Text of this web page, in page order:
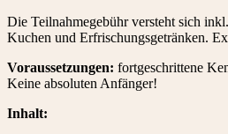
Die Teilnahmegebühr versteht sich
Kuchen und Erfrischungsgetränken.
Voraussetzungen: fortgeschrittene
Keine absoluten Anfänger!
Inhalt: